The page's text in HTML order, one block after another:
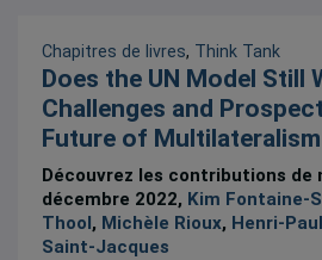
Chapitres de livres, Think Tank
Does the UN Model Still
Challenges and
Future of Multilateralism
Découvrez les contributions de
décembre 2022, Kim Fontaine-
Thool , Michèle Rioux, Henri-
Saint-Jacques